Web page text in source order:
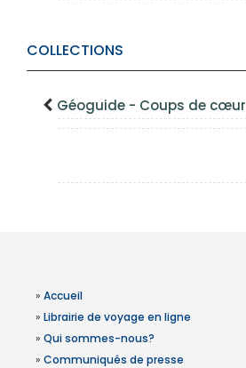
COLLECTIONS
Géoguide - Coups de cœur
» Accueil
» Librairie de voyage en ligne
» Qui sommes-nous?
» Communiqués de presse